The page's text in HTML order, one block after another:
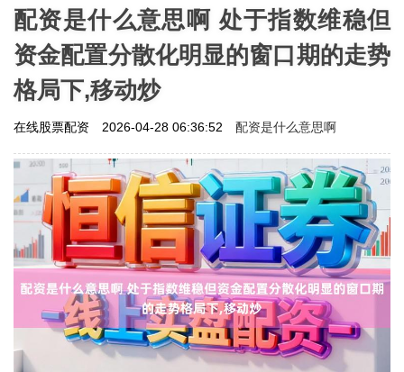
配资是什么意思啊 处于指数维稳但
资金配置分散化明显的窗口期的走势
格局下,移动炒
在线股票配资 2026-04-28 06:36:52 配资是什么意思啊